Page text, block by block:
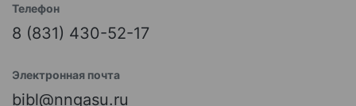
Телефон
8 (831) 430-52-17
Электронная почта
bibl@nngasu.ru